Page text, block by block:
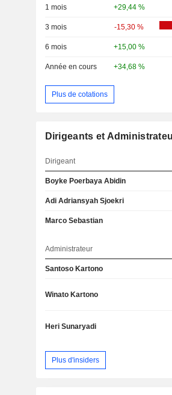
1 mois +29,44 %
3 mois -15,30 %
6 mois +15,00 %
Année en cours +34,68 %
Plus de cotations
Dirigeants et
Dirigeant
Boyke Poerbaya Abidin
Adi Adriansyah Sjoekri
Marco Sebastian
Administrateur
Santoso Kartono
Winato Kartono
Heri Sunaryadi
Plus d'insiders